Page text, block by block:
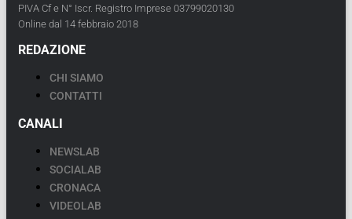
PIVA Cf e N° Iscr. Registro Imprese 03799020130
Online dal 14 febbraio 2018
REDAZIONE
CHI SIAMO
CONTATTI
CANALI
NEWSLAB
SOCIALAB
CRONACA
VIDEOLAB